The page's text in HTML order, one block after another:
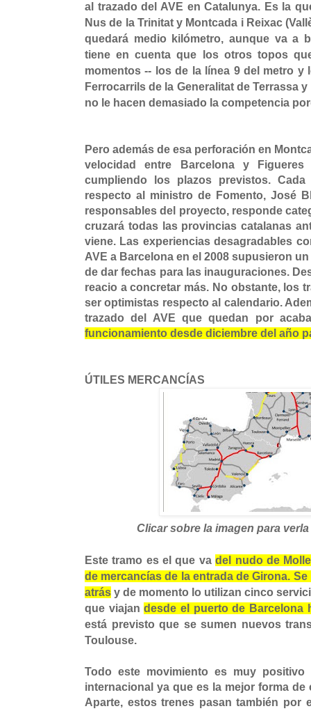
al trazado del AVE en Catalunya. Es la
Nus de la Trinitat y Montcada i Reixac
quedará medio kilómetro, aunque va a
tiene en cuenta que los otros topos
momentos -- los de la línea 9 del metro
Ferrocarrils de la Generalitat de Terrassa
no le hacen demasiado la competencia
Pero además de esa perforación en
velocidad entre Barcelona y
cumpliendo los plazos previstos.
respecto al ministro de Fomento, José
responsables del proyecto, responde
cruzará todas las provincias catalanas
viene. Las experiencias desagradables
AVE a Barcelona en el 2008 supusieron
de dar fechas para las inauguraciones.
reacio a concretar más. No obstante, los
ser optimistas respecto al calendario.
trazado del AVE que quedan por
funcionamiento desde diciembre del año
ÚTILES MERCANCÍAS
Clicar sobre la imagen para
Este tramo es el que vadel nudo de
de mercancías de la entrada de Girona.
atrás y de momento lo utilizan cinco
que viajandesde el puerto de Barcelona
está previsto que se sumen nuevos
Toulouse.
Todo este movimiento es muy
internacional ya que es la mejor forma
Aparte, estos trenes pasan también por